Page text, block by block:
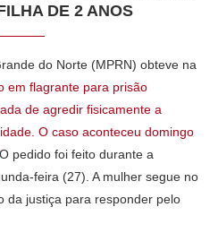
DE 2 ANOS
do Norte (MPRN) obteve na
em flagrante para prisão
de agredir fisicamente a
O caso aconteceu domingo
O pedido foi feito durante a
feira (27). A mulher segue no
da justiça para responder pelo